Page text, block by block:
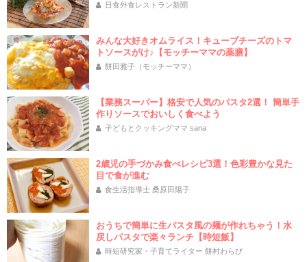
日食外食レストラン新聞
みんな大好きオムライス！キューブチーズのトマ
トソースがけ♪【モッチーママの薬膳】
餅田雅子（モッチーママ）
【業務スーパー】格安で人気のパスタ2選！ 簡単手
作りソースでおいしく食べよう
子どもとクッキングママ sana
2歳児の手づかみ食べレシピ3選！色彩豊かな見た
目で食が進む
食生活指導士 桑原田陽子
おうちで簡単に生パスタ風の麺が作れちゃう！水
戻しパスタで楽々ランチ【時短飯】
時短研究家・子育てライター 餅村わらび